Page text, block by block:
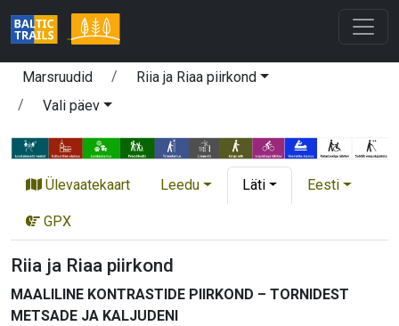
Marsruudid
Riia ja Riaa piirkond
Vali päev
Ülevaatekaart Leedu Läti Eesti
GPX
Riia ja Riaa piirkond
MAALILINE KONTRASTIDE PIIRKOND – TORNIDEST
METSADE JA KALJUDENI